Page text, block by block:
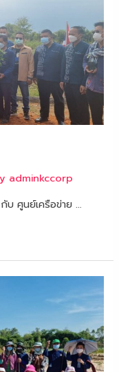
adminkccorp
ศูนย์เครือข่าย …